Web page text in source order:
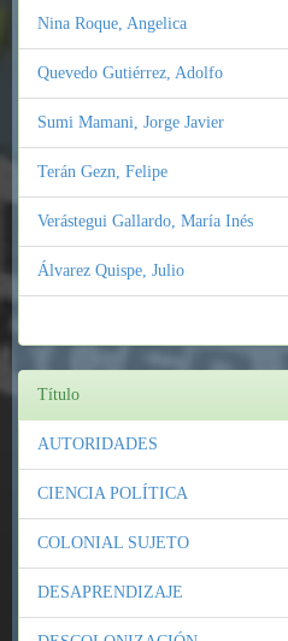
Nina Roque, Angelica
Quevedo Gutiérrez, Adolfo
Sumi Mamani, Jorge Javier
Terán Gezn, Felipe
Verástegui Gallardo, María Inés
Álvarez Quispe, Julio
Título
AUTORIDADES
CIENCIA POLÍTICA
COLONIAL SUJETO
DESAPRENDIZAJE